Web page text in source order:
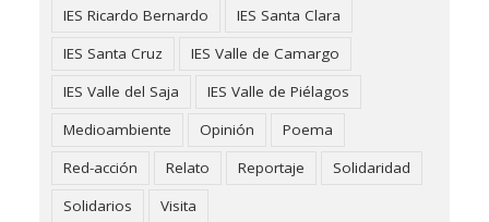
IES Ricardo Bernardo
IES Santa Clara
IES Santa Cruz
IES Valle de Camargo
IES Valle del Saja
IES Valle de Piélagos
Medioambiente
Opinión
Poema
Red-acción
Relato Reportaje
Solidaridad
Solidarios
Visita